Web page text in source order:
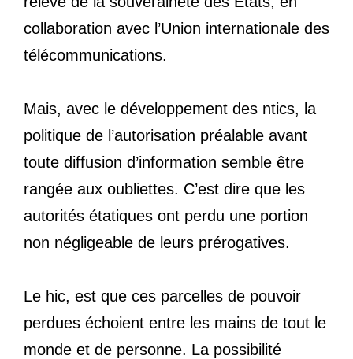
collaboration avec l’Union internationale des
télécommunications.
Mais, avec le développement des ntics, la
politique de l’autorisation préalable avant
toute diffusion d’information semble être
rangée aux oubliettes. C’est dire que les
autorités étatiques ont perdu une portion
non négligeable de leurs prérogatives.
Le hic, est que ces parcelles de pouvoir
perdues échoient entre les mains de tout le
monde et de personne. La possibilité